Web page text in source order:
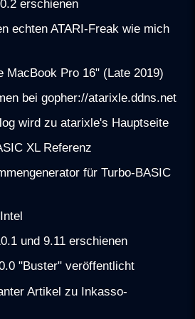
erschienen
echten ATARI-Freak wie mich
MacBook Pro 16" (Late 2019)
bei gopher://atarixle.ddns.net
wird zu atarixle's Hauptseite
XL Referenz
für Turbo-BASIC
und 9.11 erschienen
"Buster" veröffentlicht
Artikel zu Inkasso-